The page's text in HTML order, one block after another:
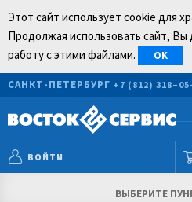
Этот сайт использует cookie для
Продолжая использовать сайт, Вы
работу с этими файлами.
OK
САНКТ-ПЕТЕРБУРГ +7 (812)
ВОЙТИ
ВЫБЕРИТЕ